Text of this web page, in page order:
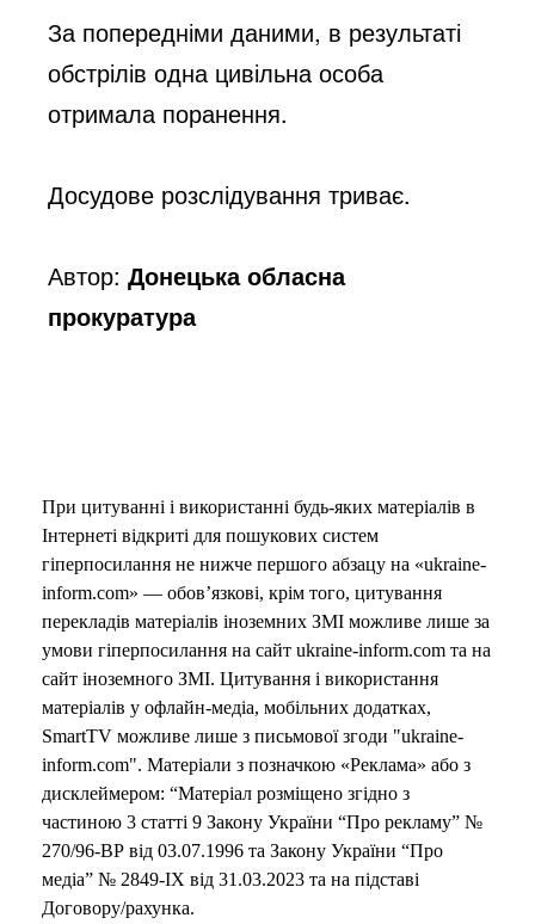
За попередніми даними, в результаті
обстрілів одна цивільна особа
отримала поранення.
Досудове розслідування триває.
Автор:Донецька обласна
прокуратура
При цитуванні і використанні будь-яких матеріалів в
Інтернеті відкриті для пошукових систем
гіперпосилання не нижче першого абзацу на «ukraine-
inform.com» — обов’язкові, крім того, цитування
перекладів матеріалів іноземних ЗМІ можливе лише за
умови гіперпосилання на сайт ukraine-inform.com та на
сайт іноземного ЗМІ. Цитування і використання
матеріалів у офлайн-медіа, мобільних додатках,
SmartTV можливе лише з письмової згоди "ukraine-
inform.com". Матеріали з позначкою «Реклама» або з
дисклеймером: “Матеріал розміщено згідно з
частиною 3 статті 9 Закону України “Про рекламу” №
270/96-ВР від 03.07.1996 та Закону України “Про
медіа” № 2849-IX від 31.03.2023 та на підставі
Договору/рахунка.